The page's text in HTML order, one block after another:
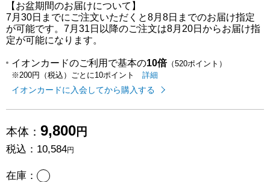
【お盆期間のお届けについて】
7月30日までにご注文いただくと8月8日までのお届け指定
が可能です。7月31日以降のご注文は8月20日からお届け指
定が可能になります。
イオンカードのご利用で基本の10倍（520ポイント）
※200円（税込）ごとに10ポイント
イオンカードのご利用でたまるポイ
詳細
イオンカードに入会してから購入する
本体： 9,800円
税込： 10,584円
在庫： あり